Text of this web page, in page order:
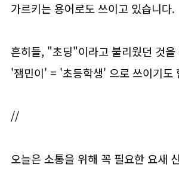
가르키는 용어로도 쓰이고 있습니다.
흔히들, "초딩"이라고 불리웠던 것을
'잼민이' = '초등학생' 으로 쓰이기도
//
오늘은 소통을 위해 꼭 필요한 요새